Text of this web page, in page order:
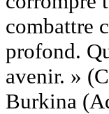
combattre
profond.
avenir. »
Burkina